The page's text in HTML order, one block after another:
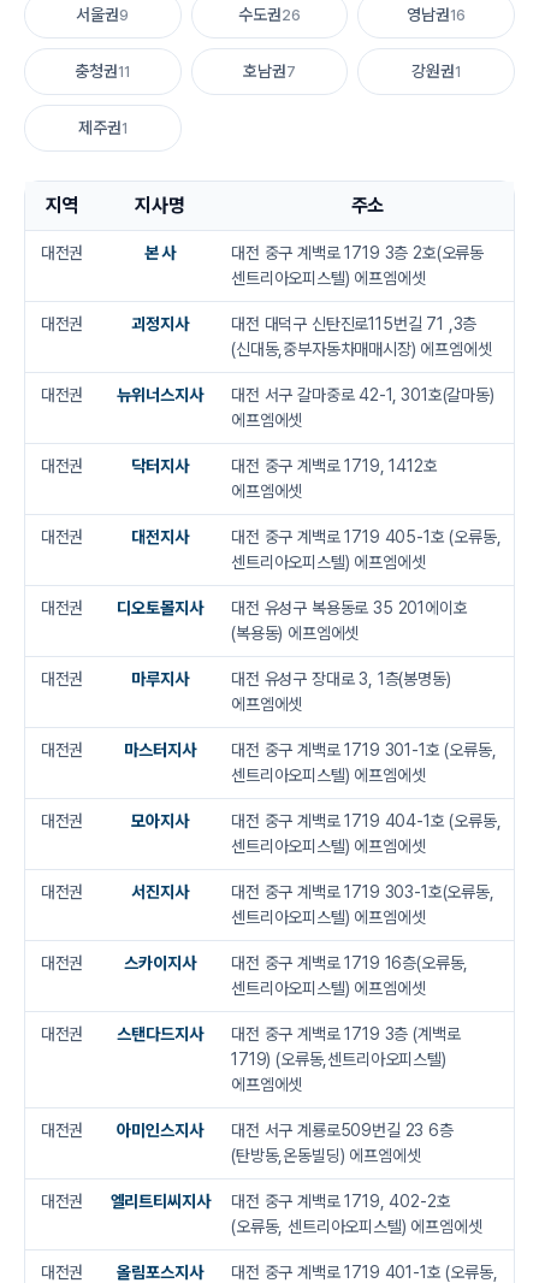
서울권9 수도권26 영남권16
충청권11 호남권7 강원권1
제주권1
지역 지사명 주소
대전권 본 사
대전 중구 계백로 1719 3층 2호(오류동
센트리아오피스텔) 에프엠에셋
대전권 괴정지사
대전 대덕구 신탄진로115번길 71 ,3층
(신대동,중부자동차매매시장) 에프엠에셋
대전권 뉴위너스지사
대전 서구 갈마중로 42-1, 301호(갈마동)
에프엠에셋
대전권 닥터지사
대전 중구 계백로 1719, 1412호
에프엠에셋
대전권 대전지사
대전 중구 계백로 1719 405-1호 (오류동,
센트리아오피스텔) 에프엠에셋
대전권 디오토몰지사
대전 유성구 복용동로 35 201에이호
(복용동) 에프엠에셋
대전권 마루지사
대전 유성구 장대로 3, 1층(봉명동)
에프엠에셋
대전권 마스터지사
대전 중구 계백로 1719 301-1호 (오류동,
센트리아오피스텔) 에프엠에셋
대전권 모아지사
대전 중구 계백로 1719 404-1호 (오류동,
센트리아오피스텔) 에프엠에셋
대전권 서진지사
대전 중구 계백로 1719 303-1호(오류동,
센트리아오피스텔) 에프엠에셋
대전권 스카이지사
대전 중구 계백로 1719 16층(오류동,
센트리아오피스텔) 에프엠에셋
대전권 스탠다드지사
대전 중구 계백로 1719 3층 (계백로
1719) (오류동,센트리아오피스텔)
에프엠에셋
대전권 아미인스지사
대전 서구 계룡로509번길 23 6층
(탄방동,온동빌딩) 에프엠에셋
대전권 엘리트티씨지사
대전 중구 계백로 1719, 402-2호
(오류동, 센트리아오피스텔) 에프엠에셋
대전권 올림포스지사
대전 중구 계백로 1719 401-1호 (오류동,